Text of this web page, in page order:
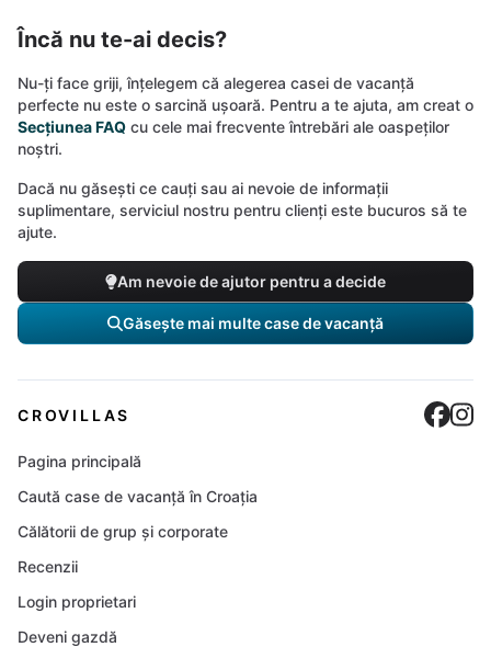
Încă nu te-ai decis?
Nu-ți face griji, înțelegem că alegerea casei de vacanță
perfecte nu este o sarcină ușoară. Pentru a te ajuta, am creat o
Secțiunea FAQ cu cele mai frecvente întrebări ale oaspeților
noștri.
Dacă nu găsești ce cauți sau ai nevoie de informații
suplimentare, serviciul nostru pentru clienți este bucuros să te
ajute.
Am nevoie de ajutor pentru a decide
Găsește mai multe case de vacanță
CROVILLAS
Pagina principală
Caută case de vacanță în Croația
Călătorii de grup și corporate
Recenzii
Login proprietari
Deveni gazdă